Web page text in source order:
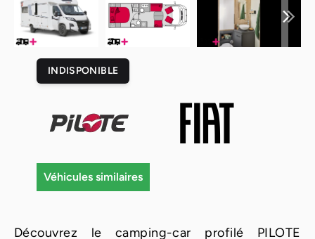
INDISPONIBLE
Véhicules similaires
Découvrez le camping-car profilé PILOTE